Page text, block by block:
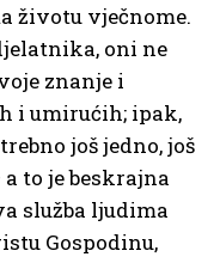
životu vječnome.
oni ne
znanje i
i umirućih; ipak,
još jedno, još
to je beskrajna
služba ljudima
Gospodinu,